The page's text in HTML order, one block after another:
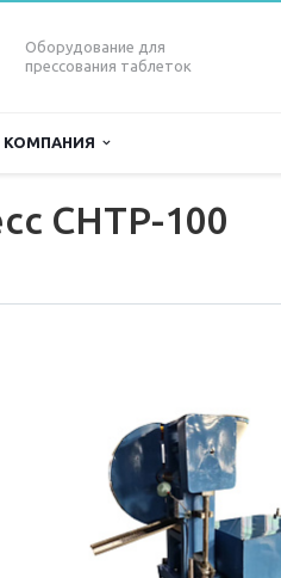
Оборудование для
прессования таблеток
КОМПАНИЯ
CHTP-100